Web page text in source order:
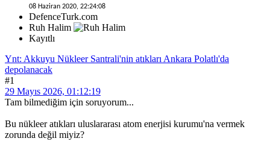
08 Haziran 2020, 22:24:08
DefenceTurk.com
Ruh Halim
Kayıtlı
Ynt: Akkuyu Nükleer Santrali'nin atıkları Ankara Polatlı'da
depolanacak
#1
29 Mayıs 2026, 01:12:19
Tam bilmediğim için soruyorum...
Bu nükleer atıkları uluslararası atom enerjisi kurumu'na vermek
zorunda değil miyiz?